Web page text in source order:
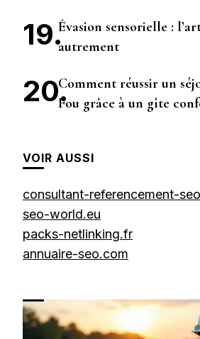
Évasion sensorielle :
autrement
Comment réussir un
Fou grâce à un gîte
VOIR AUSSI
consultant-referencement-
seo-world.eu
packs-netlinking.fr
annuaire-seo.com